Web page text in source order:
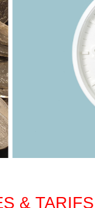
& TARIFS